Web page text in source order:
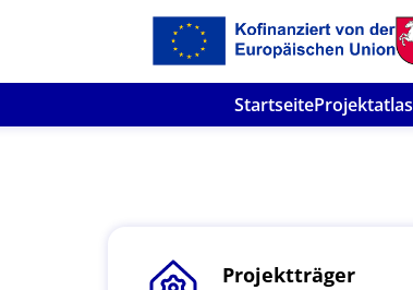
StartseiteProjektatlas
Projektträger